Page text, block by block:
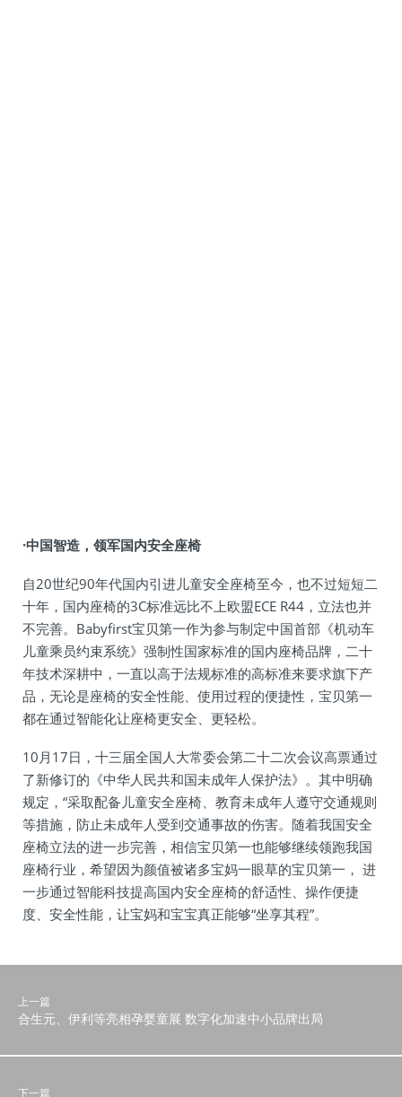
·中国智造，领军国内安全座椅
自20世纪90年代国内引进儿童安全座椅至今，也不过短短二
十年，国内座椅的3C标准远比不上欧盟ECE R44，立法也并
不完善。Babyfirst宝贝第一作为参与制定中国首部《机动车
儿童乘员约束系统》强制性国家标准的国内座椅品牌，二十
年技术深耕中，一直以高于法规标准的高标准来要求旗下产
品，无论是座椅的安全性能、使用过程的便捷性，宝贝第一
都在通过智能化让座椅更安全、更轻松。
10月17日，十三届全国人大常委会第二十二次会议高票通过
了新修订的《中华人民共和国未成年人保护法》。其中明确
规定，“采取配备儿童安全座椅、教育未成年人遵守交通规则
等措施，防止未成年人受到交通事故的伤害。随着我国安全
座椅立法的进一步完善，相信宝贝第一也能够继续领跑我国
座椅行业，希望因为颜值被诸多宝妈一眼草的宝贝第一， 进
一步通过智能科技提高国内安全座椅的舒适性、操作便捷
度、安全性能，让宝妈和宝宝真正能够“坐享其程”。
上一篇
合生元、伊利等亮相孕婴童展 数字化加速中小品牌出局
下一篇